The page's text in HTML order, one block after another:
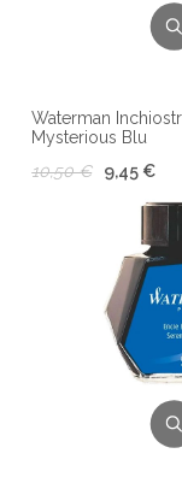
Waterman
Mysterious Blu
10,50 €
9,45 €